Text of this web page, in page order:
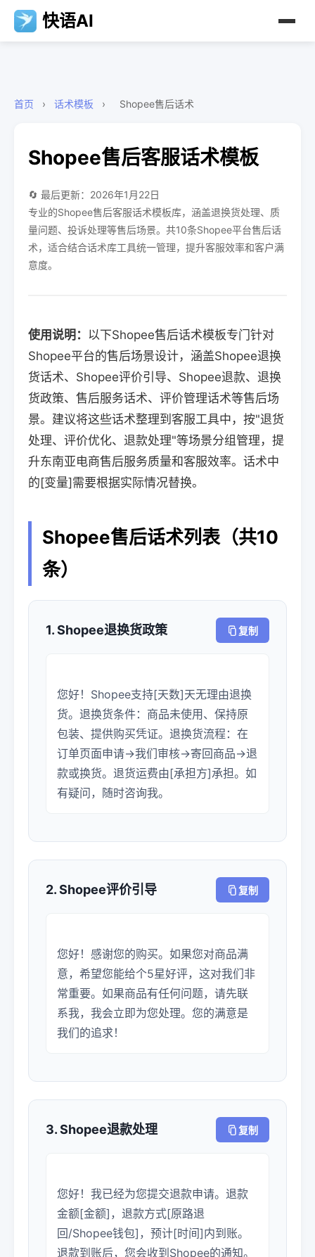
快语AI
首页 › 话术模板 › Shopee售后话术
Shopee售后客服话术模板
🔄 最后更新：2026年1月22日
专业的Shopee售后客服话术模板库，涵盖退换货处理、质
量问题、投诉处理等售后场景。共10条Shopee平台售后话
术，适合结合话术库工具统一管理，提升客服效率和客户满
意度。
使用说明： 以下Shopee售后话术模板专门针对
Shopee平台的售后场景设计，涵盖Shopee退换
货话术、Shopee评价引导、Shopee退款、退换
货政策、售后服务话术、评价管理话术等售后场
景。建议将这些话术整理到客服工具中，按"退货
处理、评价优化、退款处理"等场景分组管理，提
升东南亚电商售后服务质量和客服效率。话术中
的[变量]需要根据实际情况替换。
Shopee售后话术列表（共10
条）
1. Shopee退换货政策 复制
您好！Shopee支持[天数]天无理由退换
货。退换货条件：商品未使用、保持原
包装、提供购买凭证。退换货流程：在
订单页面申请→我们审核→寄回商品→退
款或换货。退货运费由[承担方]承担。如
2. Shopee评价引导 复制
您好！感谢您的购买。如果您对商品满
意，希望您能给个5星好评，这对我们非
常重要。如果商品有任何问题，请先联
系我，我会立即为您处理。您的满意是
我们的追求！
3. Shopee退款处理 复制
您好！我已经为您提交退款申请。退款
金额[金额]，退款方式[原路退
回/Shopee钱包]，预计[时间]内到账。
退款到账后，您会收到Shopee的通知。